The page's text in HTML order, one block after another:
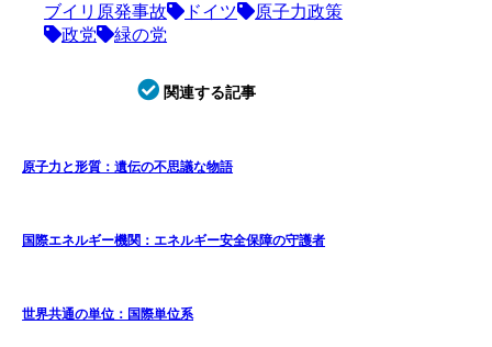
ブイリ原発事故
ドイツ
原子力政策
政党
緑の党
関連する記事
原子力と形質：遺伝の不思議な物語
国際エネルギー機関：エネルギー安全保障の守護者
世界共通の単位：国際単位系